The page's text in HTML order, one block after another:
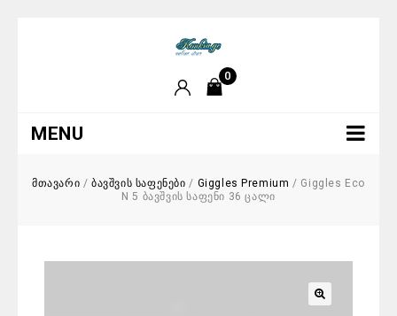
0
MENU
მთავარი /ბავშვის საფენები / Giggles Premium / Giggles Eco
N 5 ბავშვის საფენი 36 ცალი